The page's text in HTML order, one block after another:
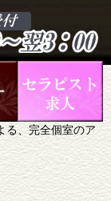
る、完全個室のア